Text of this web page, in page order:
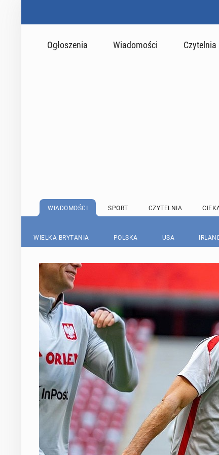
Ogłoszenia Wiadomości Czytelnia
WIADOMOŚCI SPORT CZYTELNIA
WIELKA BRYTANIA POLSKA USA